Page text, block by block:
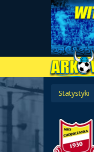
Statystyki